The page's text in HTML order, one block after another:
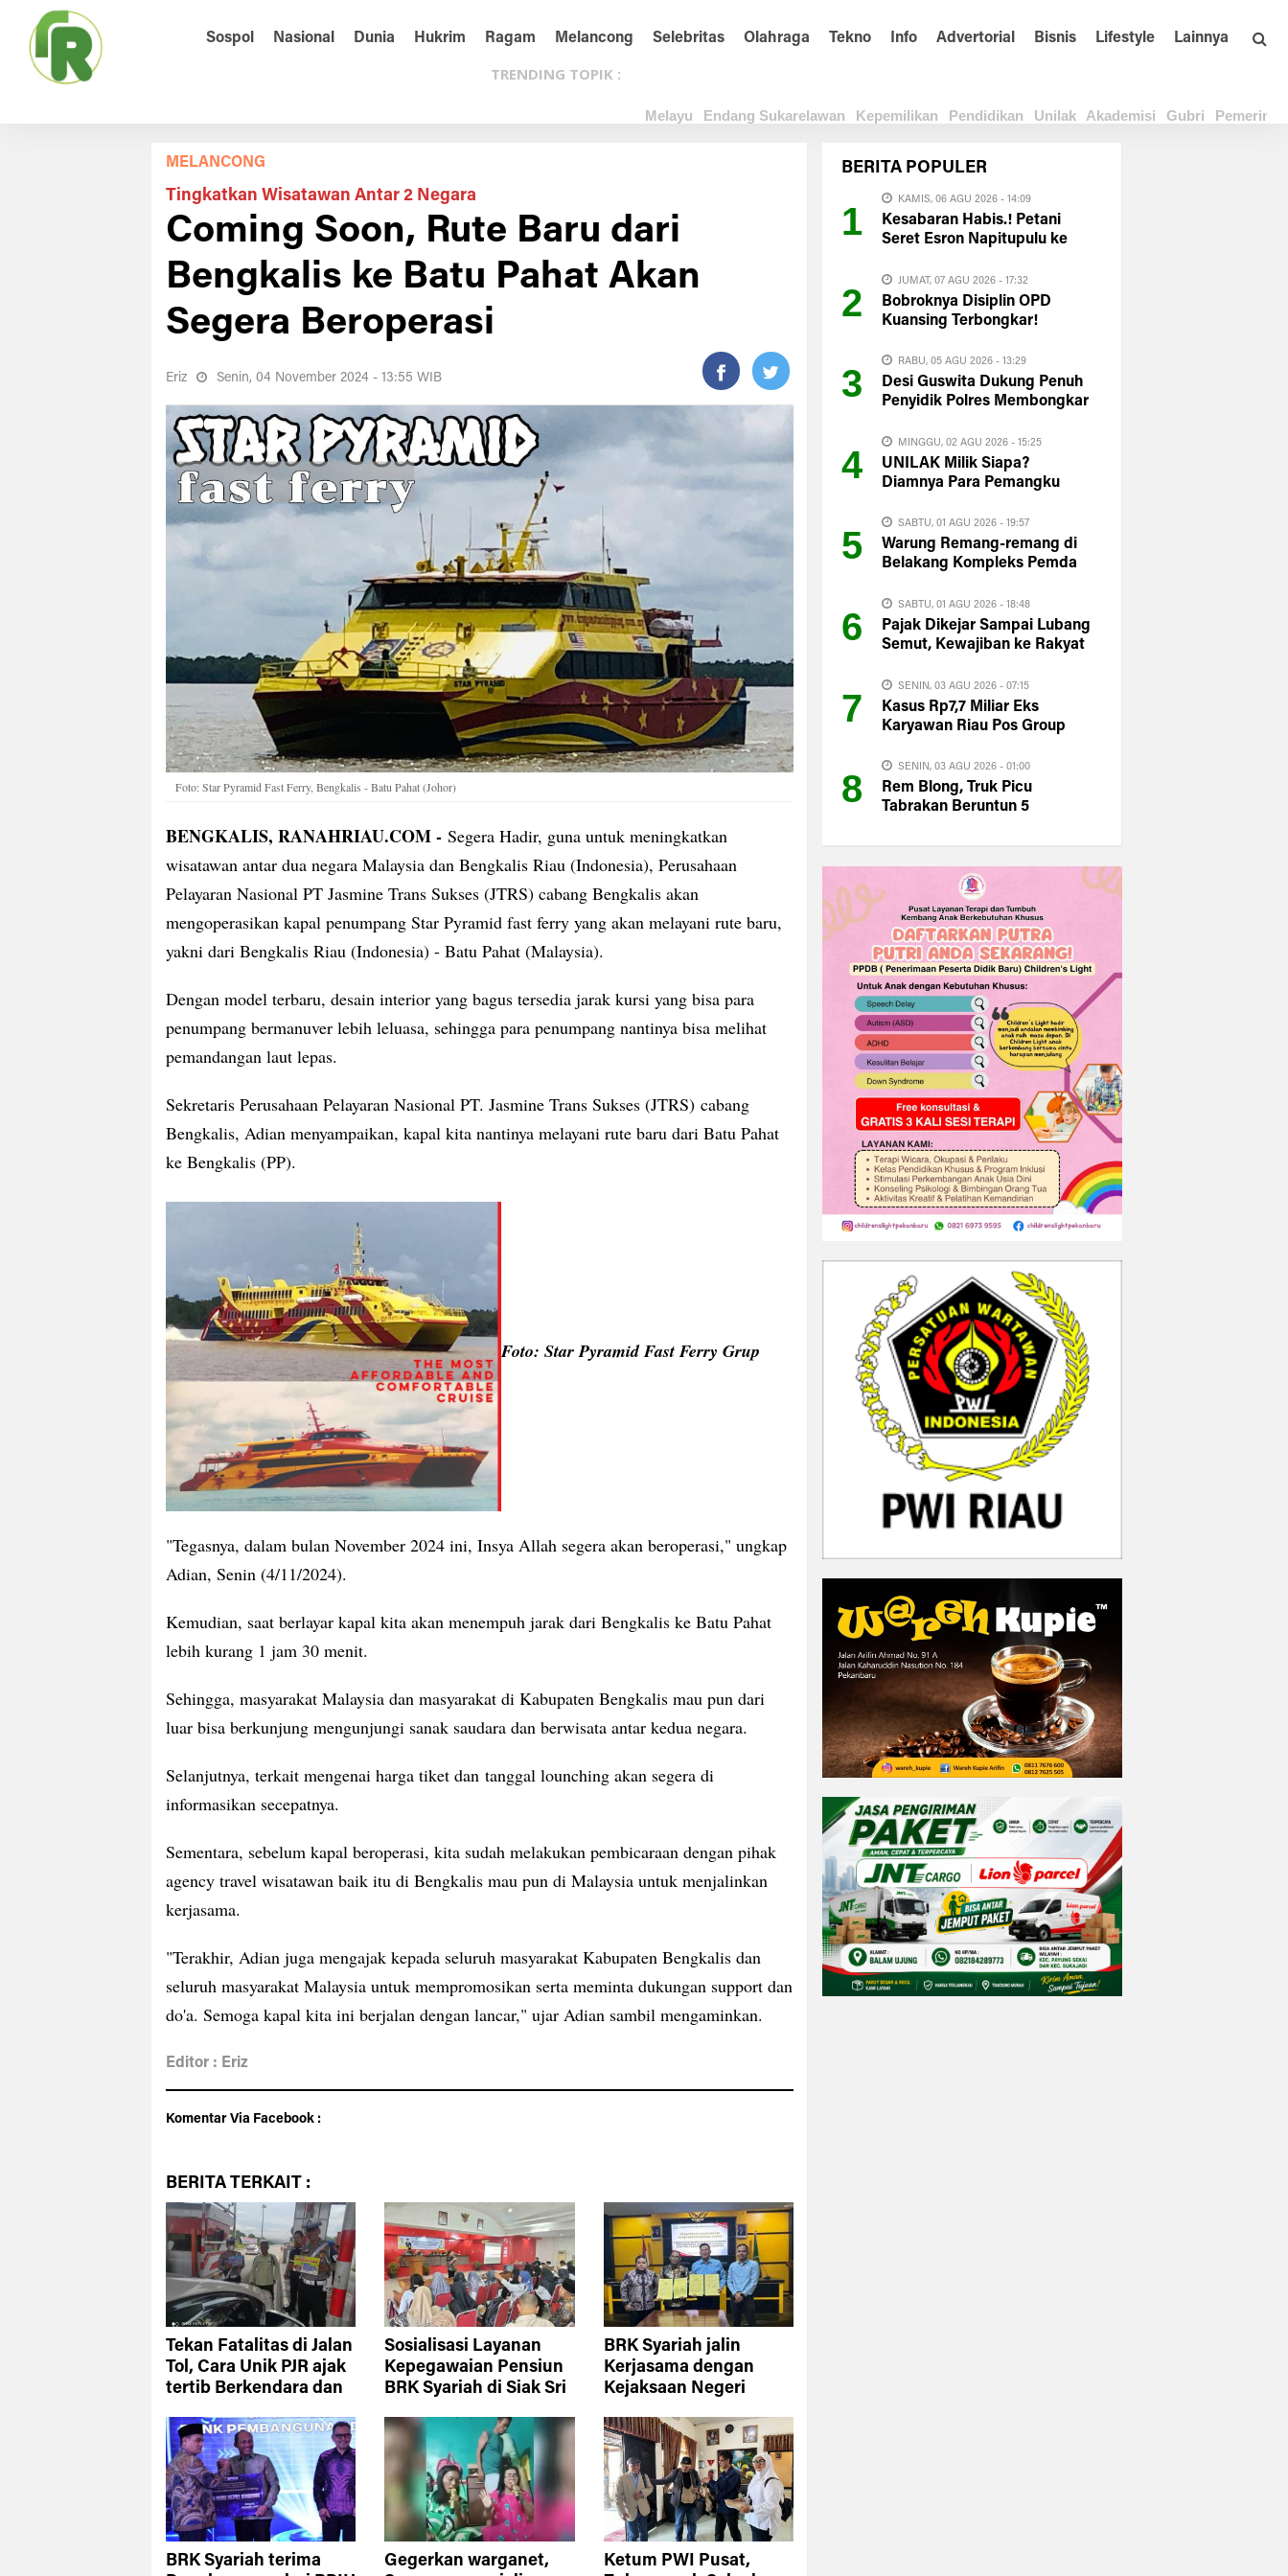
Sospol Nasional Dunia Hukrim Ragam Melancong Selebritas Olahraga Tekno Info Advertorial Bisnis Lifestyle Lainnya
TRENDING TOPIK :
Melayu Endang Sukarelawan Kepemilikan Pendidikan Unilak Akademisi Gubri
MELANCONG
Tingkatkan Wisatawan Antar 2 Negara
Coming Soon, Rute Baru dari
Bengkalis ke Batu Pahat Akan
Segera Beroperasi
Eriz Senin, 04 November 2024 - 13:55 WIB
Foto: Star Pyramid Fast Ferry, Bengkalis - Batu Pahat (Johor)
BENGKALIS, RANAHRIAU.COM -Segera Hadir, guna untuk meningkatkan
wisatawan antar dua negara Malaysia dan Bengkalis Riau (Indonesia), Perusahaan
Pelayaran Nasional PT Jasmine Trans Sukses (JTRS) cabang Bengkalis akan
mengoperasikan kapal penumpang Star Pyramid fast ferry yang akan melayani rute baru,
yakni dari Bengkalis Riau (Indonesia) - Batu Pahat (Malaysia).
Dengan model terbaru, desain interior yang bagus tersedia jarak kursi yang bisa para
penumpang bermanuver lebih leluasa, sehingga para penumpang nantinya bisa melihat
pemandangan laut lepas.
Sekretaris Perusahaan Pelayaran Nasional PT. Jasmine Trans Sukses (JTRS) cabang
Bengkalis, Adian menyampaikan, kapal kita nantinya melayani rute baru dari Batu Pahat
ke Bengkalis (PP).
Foto: Star Pyramid Fast Ferry Grup
"Tegasnya, dalam bulan November 2024 ini, Insya Allah segera akan beroperasi," ungkap
Adian, Senin (4/11/2024).
Kemudian, saat berlayar kapal kita akan menempuh jarak dari Bengkalis ke Batu Pahat
lebih kurang 1 jam 30 menit.
Sehingga, masyarakat Malaysia dan masyarakat di Kabupaten Bengkalis mau pun dari
luar bisa berkunjung mengunjungi sanak saudara dan berwisata antar kedua negara.
Selanjutnya, terkait mengenai harga tiket dan tanggal lounching akan segera di
informasikan secepatnya.
Sementara, sebelum kapal beroperasi, kita sudah melakukan pembicaraan dengan pihak
agency travel wisatawan baik itu di Bengkalis mau pun di Malaysia untuk menjalinkan
kerjasama.
"Terakhir, Adian juga mengajak kepada seluruh masyarakat Kabupaten Bengkalis dan
seluruh masyarakat Malaysia untuk mempromosikan serta meminta dukungan support dan
do'a. Semoga kapal kita ini berjalan dengan lancar," ujar Adian sambil mengaminkan.
Editor : Eriz
Komentar Via Facebook :
BERITATERKAIT :
Tekan Fatalitas di Jalan
Tol, Cara Unik PJR ajak
tertib Berkendara dan
Sosialisasi Layanan
Kepegawaian Pensiun
BRK Syariah di Siak Sri
BRK Syariah jalin
Kerjasama dengan
Kejaksaan Negeri
BRK Syariah terima
Gegerkan warganet,
Ketum PWI Pusat,
BERITA POPULER
1
KAMIS, 06 AGU 2026 - 14:09
Kesabaran Habis.! Petani
Seret Esron Napitupulu ke
2
JUMAT, 07 AGU 2026 - 17:32
Bobroknya Disiplin OPD
Kuansing Terbongkar!
Harus Evaluasi Total
3
RABU, 05 AGU 2026 - 13:29
Desi Guswita Dukung Penuh
Penyidik Polres Membongkar
4
MINGGU, 02 AGU 2026 - 15:25
UNILAK Milik Siapa?
Diamnya Para Pemangku
Memperbesar Kecurigaan
Publik
5
SABTU, 01 AGU 2026 - 19:57
Warung Remang-remang di
Belakang Kompleks Pemda
Satpol PP
6
SABTU, 01 AGU 2026 - 18:48
Pajak Dikejar Sampai Lubang
Semut, Kewajiban ke Rakyat
Kuansing?
7
SENIN, 03 AGU 2026 - 07:15
Kasus Rp7,7 Miliar Eks
Karyawan Riau Pos Group
langsung Turun Tangan
8
SENIN, 03 AGU 2026 - 01:00
Rem Blong, Truk Picu
Tabrakan Beruntun 5